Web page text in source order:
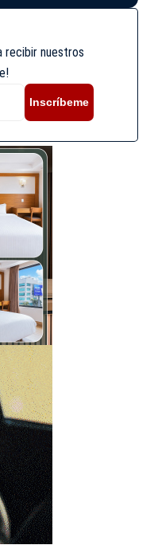
recibir nuestros
Inscríbeme